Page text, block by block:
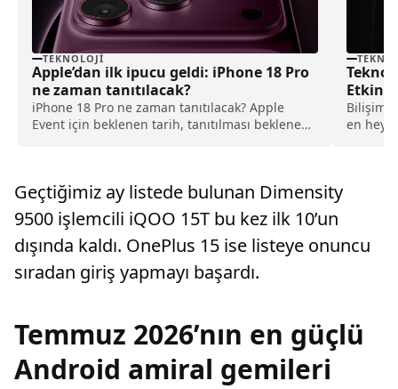
TEKNOLOJI
Apple’dan ilk ipucu geldi: iPhone 18 Pro
ne zaman tanıtılacak?
iPhone 18 Pro ne zaman tanıtılacak? Apple
Event için beklenen tarih, tanıtılması beklenen
Bilişim
en
Geçtiğimiz ay listede bulunan Dimensity
9500 işlemcili iQOO 15T bu kez ilk 10’un
dışında kaldı. OnePlus 15 ise listeye onuncu
sıradan giriş yapmayı başardı.
Temmuz 2026’nın en güçlü
Android amiral gemileri